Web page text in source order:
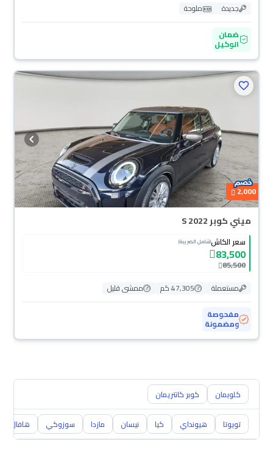
جديدة
ملوحة
ضمان
الوكيل
محجوزة
2,000
ميني كوبر S 2022
سعر الكاش(شامل الضريبة)
83,500
85,500
مستعملة
47,305 كم
ممشى قليل
مفحوصة
ومضمونة
كلوبمان كوبر كانتريمان
تويوتا هيونداي كيا نيسان مازدا سوزوكي هافال